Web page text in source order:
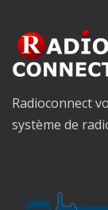
Radioconnect
système de